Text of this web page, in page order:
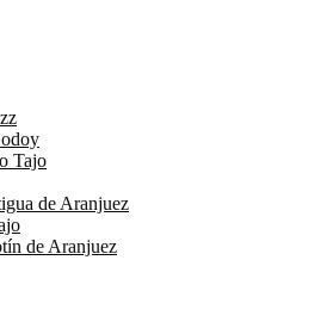
Tajo
de Aranjuez
de Aranjuez